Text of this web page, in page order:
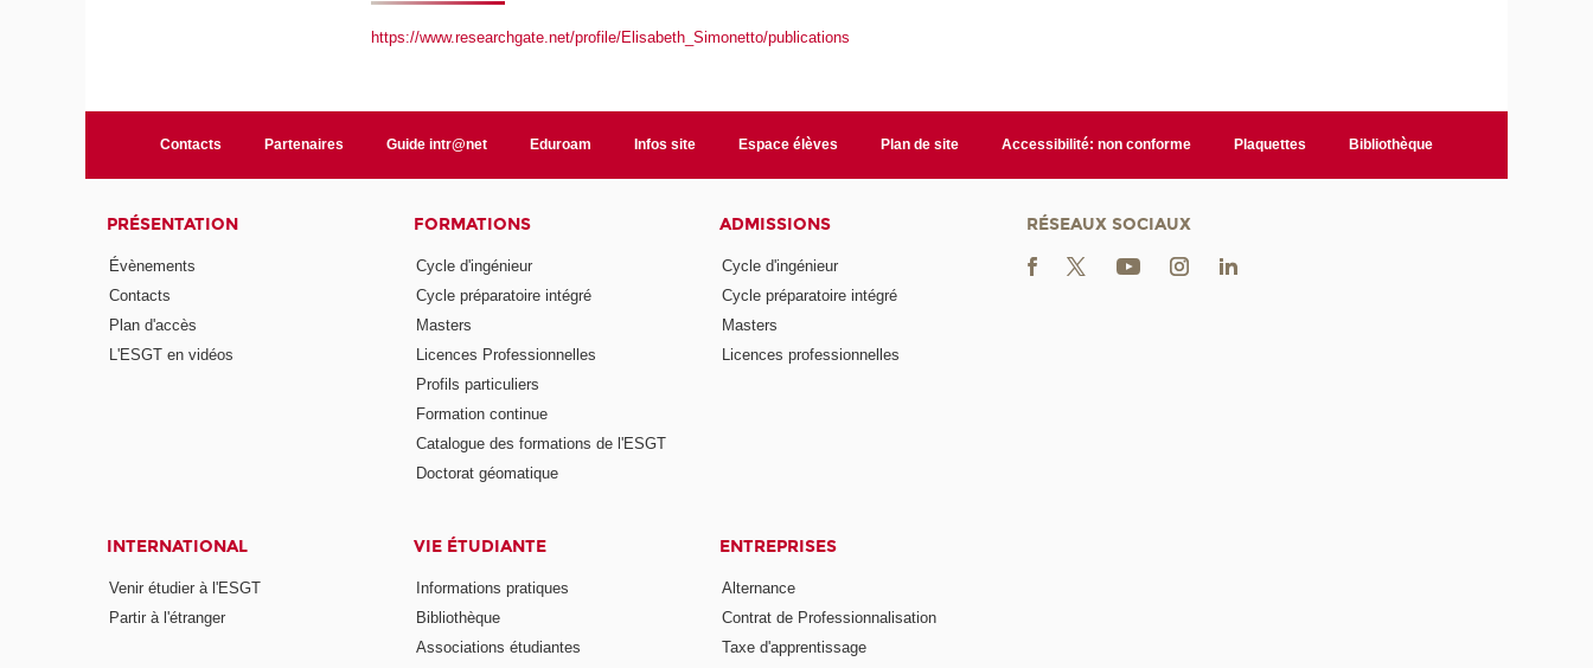
https://www.researchgate.net/profile/Elisabeth_Simonetto/publications
Contacts Partenaires Guide intr@net Eduroam Infos site Espace élèves Plan de site Accessibilité: non conforme Plaquettes Bibliothèque
PRÉSENTATION
Évènements
Contacts
Plan d'accès
L'ESGT en vidéos
FORMATIONS
Cycle d'ingénieur
Cycle préparatoire intégré
Masters
Licences Professionnelles
Profils particuliers
Formation continue
Catalogue des formations de l'ESGT
Doctorat géomatique
ADMISSIONS
Cycle d'ingénieur
Cycle préparatoire intégré
Masters
Licences professionnelles
INTERNATIONAL
Venir étudier à l'ESGT
Partir à l'étranger
VIE ÉTUDIANTE
Informations pratiques
Bibliothèque
Associations étudiantes
ENTREPRISES
Alternance
Contrat de Professionnalisation
Taxe d'apprentissage
RÉSEAUX SOCIAUX